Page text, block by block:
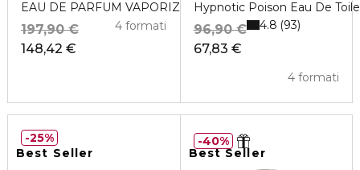
EAU DE PARFUM VAPORIZZATORE
148,42 €
197,90 € 4 formati
Hypnotic Poison Eau De
67,83 €
96,90 €
4 formati
4.8 93
Best Seller
25%
Best Seller
40%